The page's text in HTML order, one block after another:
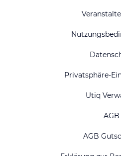
Privatsphäre-
Utiq
AGB
AGB